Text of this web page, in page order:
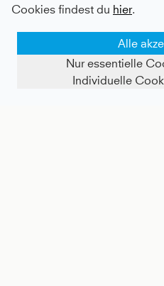
Cookies findest du hier.
Alle
Nur essentielle
Individuelle